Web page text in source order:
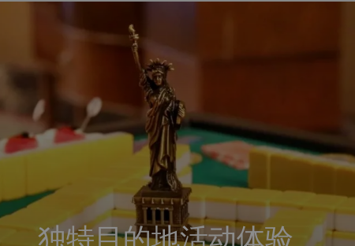
独特目的地活动体验